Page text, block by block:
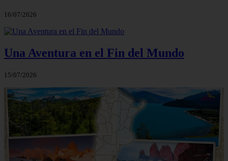
16/07/2026
Una Aventura en el Fin del Mundo
15/07/2026